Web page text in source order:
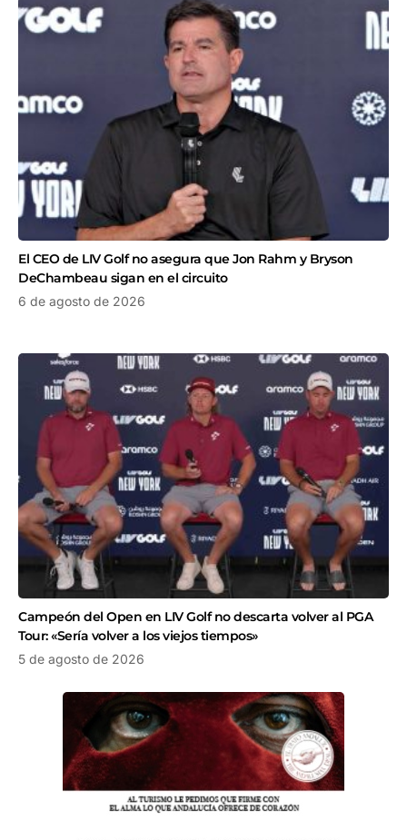
El CEO de LIV Golf no asegura que Jon Rahm y Bryson
DeChambeau sigan en el circuito
6 de agosto de 2026
Campeón del Open en LIV Golf no descarta volver al PGA
Tour: «Sería volver a los viejos tiempos»
5 de agosto de 2026